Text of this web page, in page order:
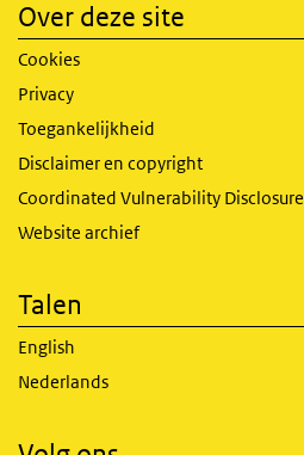
Over deze site
Cookies
Privacy
Toegankelijkheid
Disclaimer en copyright
Coordinated Vulnerability Disclosure
Website archief
Talen
English
Nederlands